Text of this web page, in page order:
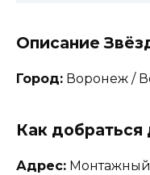
Описание
Город: Воронеж /
Как
Адрес: Монтажный